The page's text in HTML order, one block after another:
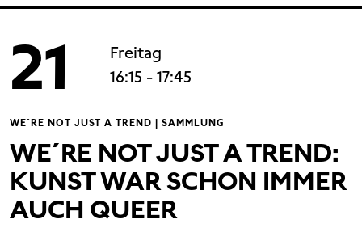
21
Freitag
16:15 - 17:45
WE´RE NOT JUST A TREND | SAMMLUNG
WE´RE NOT JUST A TREND:
KUNST WAR SCHON IMMER
AUCH QUEER